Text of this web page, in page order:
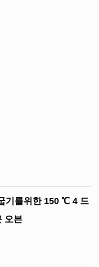
기를위한 150 ℃ 4 드
오븐